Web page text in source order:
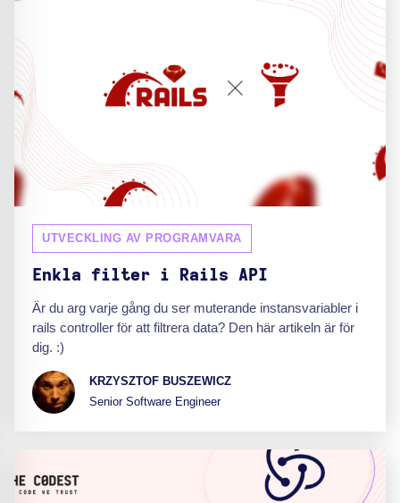
UTVECKLING AV PROGRAMVARA
Enkla filter i Rails API
Är du arg varje gång du ser muterande instansvariabler i
rails controller för att filtrera data? Den här artikeln är för
dig. :)
KRZYSZTOF BUSZEWICZ
Senior Software Engineer